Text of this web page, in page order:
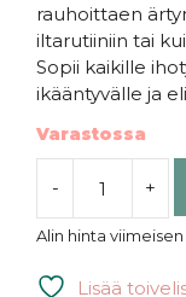
rauhoittaen
iltarutiiniin tai
Sopii kaikille
ikääntyvälle ja
Varastossa
-
|
+
Alin hinta
Lisää